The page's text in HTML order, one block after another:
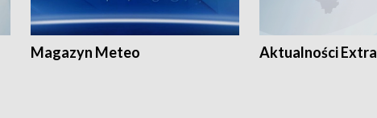
Magazyn Meteo Aktualności Extra